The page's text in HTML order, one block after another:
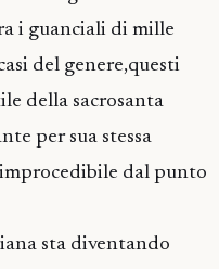
i guanciali di mille
del genere,questi
della sacrosanta
per sua stessa
dal punto
sta diventando